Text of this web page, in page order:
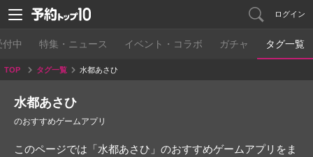
ログイン
中 特集・ニュース イベント・コラボ ガチャ タグ一覧
TOP タグ一覧 水都あさひ
水都あさひ
のおすすめゲームアプリ
このページでは「水都あさひ」のおすすめゲームアプリをま